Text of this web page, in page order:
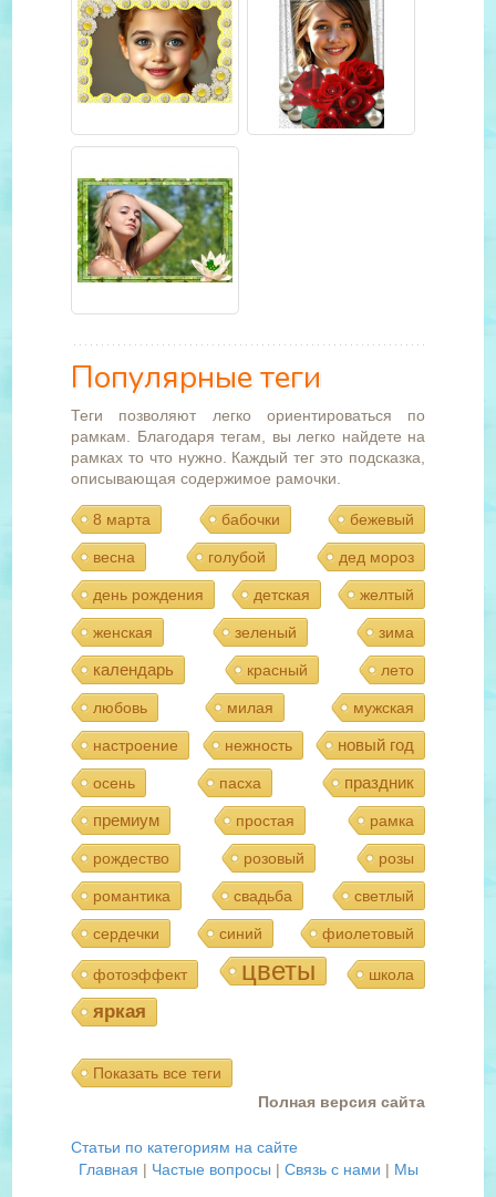
Популярные теги
Теги позволяют легко ориентироваться по
рамкам. Благодаря тегам, вы легко найдете на
рамках то что нужно. Каждый тег это подсказка,
описывающая содержимое рамочки.
8 марта бабочки бежевый
весна голубой дед мороз
день рождения детская желтый
женская зеленый зима
календарь красный лето
любовь милая мужская
настроение нежность новый год
осень пасха
праздник
премиум
простая рамка
рождество розовый розы
романтика свадьба светлый
сердечки синий фиолетовый
фотоэффект цветы школа
яркая
Показать все теги
Полная версия сайта
Статьи по категориям на сайте
Главная | Частые вопросы | Связь с нами | Мы